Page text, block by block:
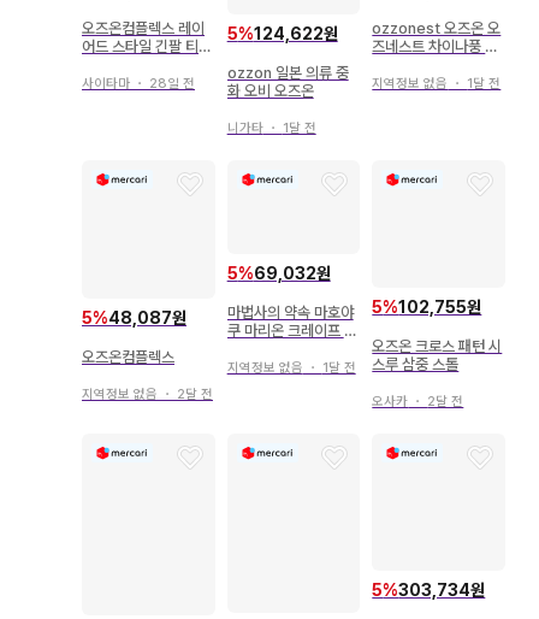
오즈온컴플렉스 레이
어드 스타일 긴팔 티셔
사이타마 ・ 28일 전
5%124,622원
ozzon 일본 의류 중
화 오비 오즈온
니가타・ 1달 전
ozzonest 오즈온 오
즈네스트 차이나풍 원
지역정보 없음 ・ 1달 전
5%48,087원
오즈온컴플렉스
지역정보 없음 ・ 2달 전
5%69,032원
마법사의 약속 마호야
쿠 마리온 크레이프 아
지역정보 없음 ・ 1달 전
5%102,755원
오즈온 크로스 패턴 시
스루 삼중 스톨
오사카 ・ 2달 전
5%303,734원